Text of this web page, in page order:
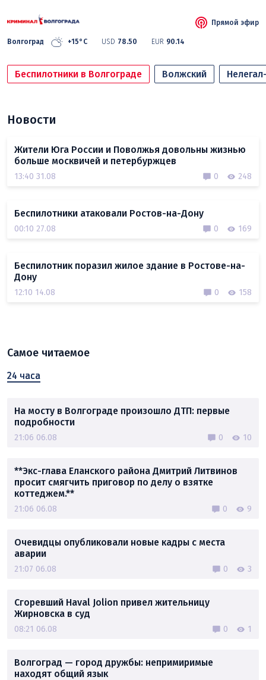
Волгоград +15°C USD 78.50 EUR 90.14
Прямой эфир
Беспилотники в Волгограде Волжский
Новости
Жители Юга России и Поволжья довольны жизнью
больше москвичей и петербуржцев
13:40 31.08 0 248
Беспилотники атаковали Ростов-на-Дону
00:10 27.08 0 169
Беспилотник поразил жилое здание в Ростове-на-
Дону
12:10 14.08 0 158
Самое читаемое
24 часа
На мосту в Волгограде произошло ДТП: первые
подробности
21:06 06.08 0 10
**Экс-глава Еланского района Дмитрий Литвинов
просит смягчить приговор по делу о взятке
коттеджем.**
21:06 06.08 0 9
Очевидцы опубликовали новые кадры с места
аварии
21:07 06.08 0 3
Сгоревший Haval Jolion привел жительницу
Жирновска в суд
08:21 06.08 0 1
Волгоград — город дружбы: непримиримые
находят общий язык